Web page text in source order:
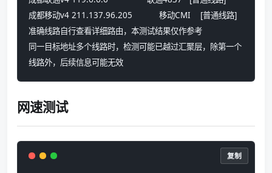
成都移动v4 211.137.96.205           移动CMI    [普通线路]
准确线路自行查看详细路由，本测试结果仅作参考
同一目标地址多个线路时，检测可能已越过汇聚层，除第一个
线路外，后续信息可能无效
网速测试
复制